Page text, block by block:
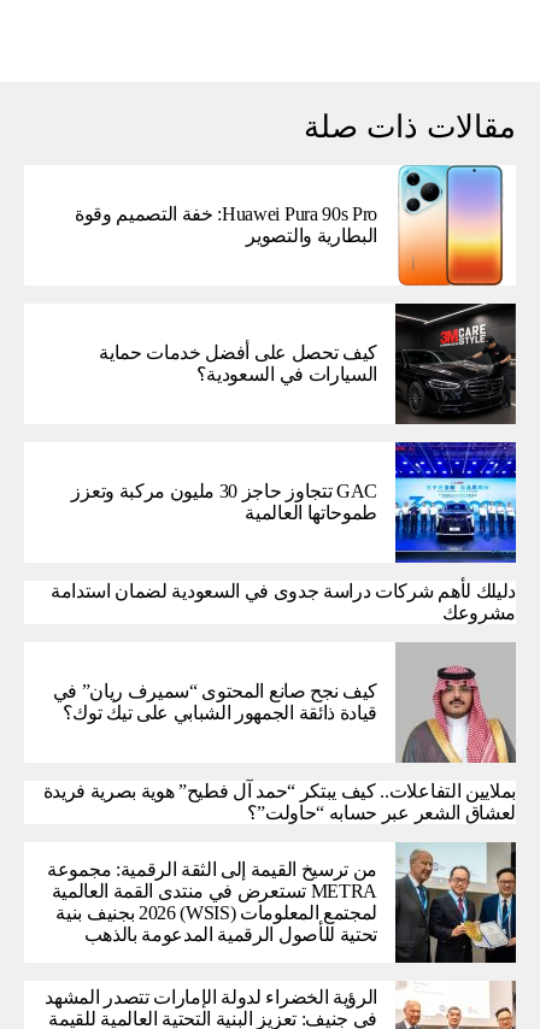
مقالات ذات صلة
Huawei Pura 90s Pro: خفة التصميم وقوة
البطارية والتصوير
كيف تحصل على أفضل خدمات حماية
السيارات في السعودية؟
GAC تتجاوز حاجز 30 مليون مركبة وتعزز
طموحاتها العالمية
دليلك لأهم شركات دراسة جدوى في السعودية لضمان استدامة
مشروعك
كيف نجح صانع المحتوى “سميرف ريان” في
قيادة ذائقة الجمهور الشبابي على تيك توك؟
بملايين التفاعلات.. كيف يبتكر “حمد آل فطيح” هوية بصرية فريدة
لعشاق الشعر عبر حسابه “حاولت”؟
من ترسيخ القيمة إلى الثقة الرقمية: مجموعة
METRA تستعرض في منتدى القمة العالمية
لمجتمع المعلومات (WSIS) 2026 بجنيف بنية
تحتية للأصول الرقمية المدعومة بالذهب
الرؤية الخضراء لدولة الإمارات تتصدر المشهد
في جنيف: تعزيز البنية التحتية العالمية للقيمة